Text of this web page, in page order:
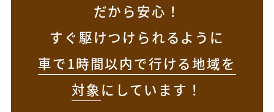
だから安心！
すぐ駆けつけられるように
車で1時間以内で行ける地域を
対象にしています！